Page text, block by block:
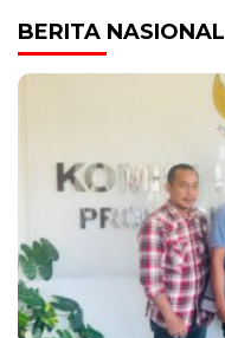
BERITA NASIONAL